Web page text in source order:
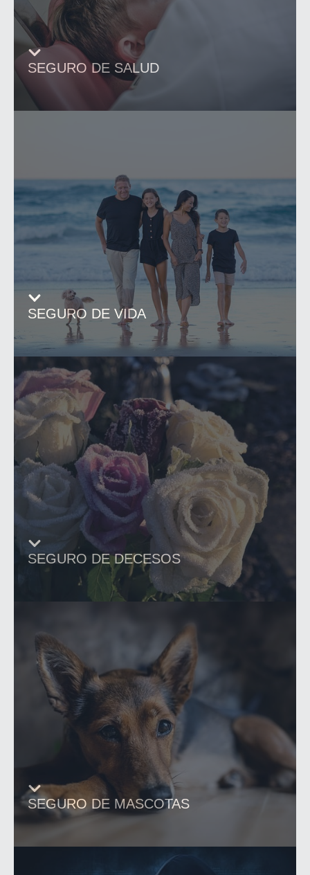
SEGURO DE SALUD
SEGURO DE VIDA
SEGURO DE DECESOS
SEGURO DE MASCOTAS